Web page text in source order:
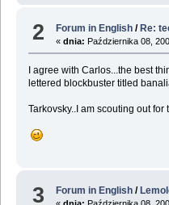
2 Forum in English /Re:
«dnia: Października 08,
I agree with Carlos...the best
lettered blockbuster titled
Tarkovsky..I am scouting out for
3 Forum in English /